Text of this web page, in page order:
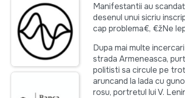
Manifestantii au
desenul unui sicriu
cap problema€, €žNe
Dupa mai multe
strada Armeneasca,
politisti sa circule pe
aruncand la lada cu
rosu, portretul lui V.